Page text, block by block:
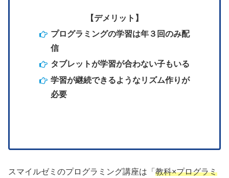
【デメリット】
プログラミングの学習は年３回のみ配
信
タブレットが学習が合わない子もいる
学習が継続できるようなリズム作りが
必要
スマイルゼミのプログラミング講座は「 教科×プログラミ